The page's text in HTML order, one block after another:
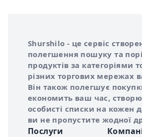
Про сервіс Shurshilo
Shurshilo - це сервіс
полегшення пошуку та
продуктів за категоріями
різних торгових мережах
Він також полегшує
економить ваш час,
особисті списки на кожен
ви не пропустите жодної
Послуги